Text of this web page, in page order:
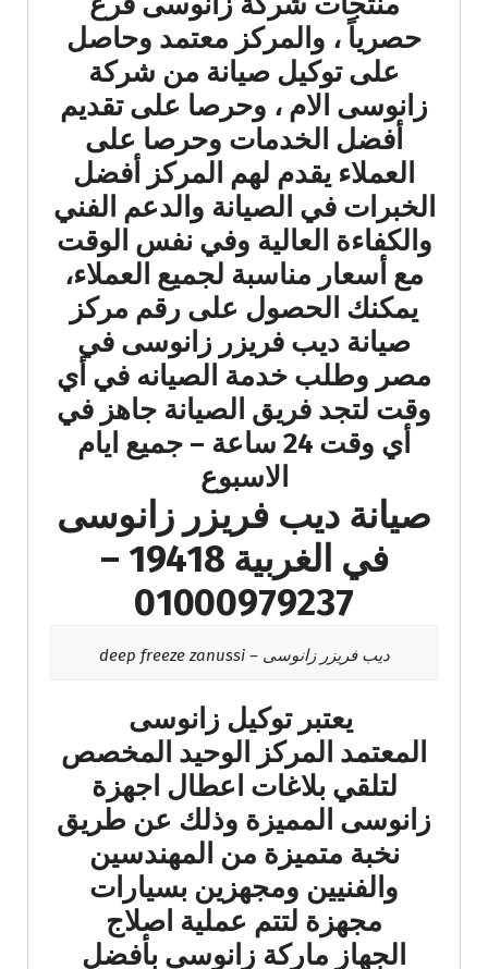
حصرياً ، والمركز معتمد وحاصل
على توكيل صيانة من شركة
زانوسى الام ، وحرصا على تقديم
أفضل الخدمات وحرصا على
العملاء يقدم لهم المركز أفضل
الخبرات في الصيانة والدعم الفني
والكفاءة العالية وفي نفس الوقت
مع أسعار مناسبة لجميع العملاء،
يمكنك الحصول على رقم مركز
صيانة ديب فريزر زانوسى في
مصر وطلب خدمة الصيانه في أي
وقت لتجد فريق الصيانة جاهز في
أي وقت 24 ساعة – جميع ايام
الاسبوع
صيانة ديب فريزر زانوسى
في الغربية 19418 –
01000979237
ديب فريزر زانوسى – deep freeze zanussi
يعتبر توكيل زانوسى
المعتمد المركز الوحيد المخصص
لتلقي بلاغات اعطال اجهزة
زانوسى المميزة وذلك عن طريق
نخبة متميزة من المهندسين
والفنيين ومجهزين بسيارات
مجهزة لتتم عملية اصلاج
الجهاز ماركة زانوسى بأفضل